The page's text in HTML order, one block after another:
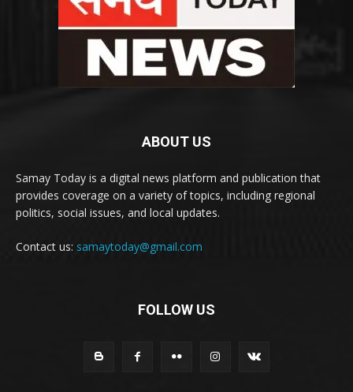
ABOUT US
Samay Today is a digital news platform and publication that
provides coverage on a variety of topics, including regional
politics, social issues, and local updates.
Contact us: samaytoday@gmail.com
FOLLOW US